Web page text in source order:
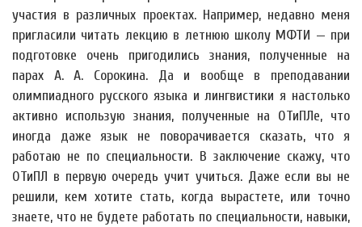
участия в различных проектах. Например, недавно меня
пригласили читать лекцию в летнюю школу МФТИ — при
подготовке очень пригодились знания, полученные на
парах А. А. Сорокина. Да и вообще в преподавании
олимпиадного русского языка и лингвистики я настолько
активно использую знания, полученные на ОТиПЛе, что
иногда даже язык не поворачивается сказать, что я
работаю не по специальности. В заключение скажу, что
ОТиПЛ в первую очередь учит учиться. Даже если вы не
решили, кем хотите стать, когда вырастете, или точно
знаете, что не будете работать по специальности, навыки,